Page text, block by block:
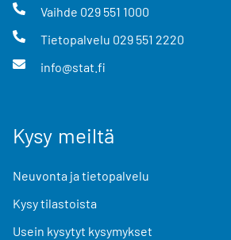
Vaihde 029 551 1000
Tietopalvelu 029 551 2220
info@stat.fi
Kysy meiltä
Neuvonta ja tietopalvelu
Kysy tilastoista
Usein kysytyt kysymykset